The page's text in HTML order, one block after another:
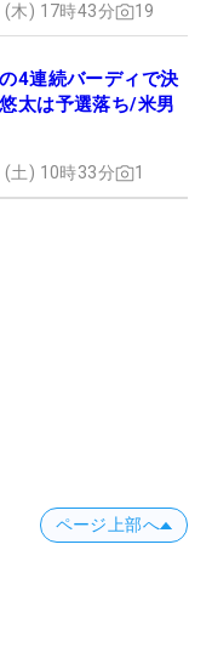
木) 17時43分 19
4連続バーディで決
太は予選落ち/米男
土) 10時33分 1
ページ上部へ